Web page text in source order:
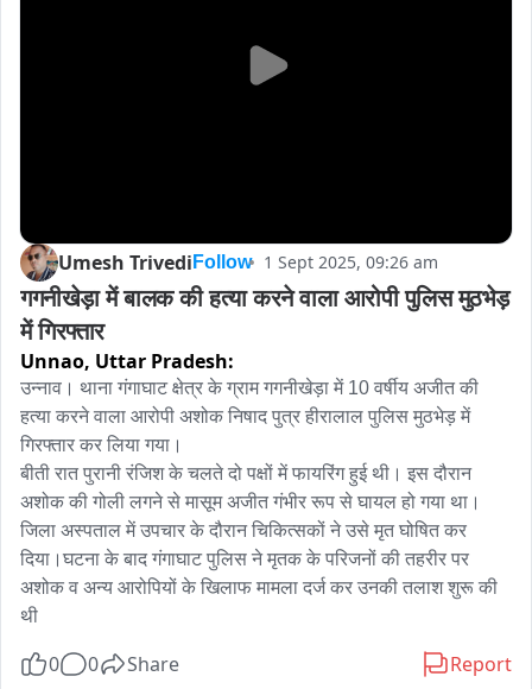
Umesh Trivedi Follow 1 Sept 2025, 09:26 am
गगनीखेड़ा में बालक की हत्या करने वाला आरोपी पुलिस मुठभेड़
में गिरफ्तार
Unnao, Uttar Pradesh:
उन्नाव। थाना गंगाघाट क्षेत्र के ग्राम गगनीखेड़ा में 10 वर्षीय अजीत की
हत्या करने वाला आरोपी अशोक निषाद पुत्र हीरालाल पुलिस मुठभेड़ में
गिरफ्तार कर लिया गया।
बीती रात पुरानी रंजिश के चलते दो पक्षों में फायरिंग हुई थी। इस दौरान
अशोक की गोली लगने से मासूम अजीत गंभीर रूप से घायल हो गया था।
जिला अस्पताल में उपचार के दौरान चिकित्सकों ने उसे मृत घोषित कर
दिया।घटना के बाद गंगाघाट पुलिस ने मृतक के परिजनों की तहरीर पर
अशोक व अन्य आरोपियों के खिलाफ मामला दर्ज कर उनकी तलाश शुरू की
थी
0 0 Share Report